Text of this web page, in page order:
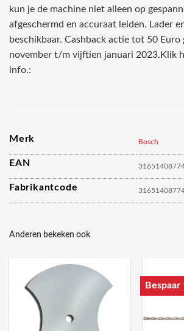
kun je de machine niet alleen op
afgeschermd en accuraat leiden. Lader
beschikbaar. Cashback actie tot 50 Euro
november t/m vijftien januari 2023.Klik
info.:
Merk Bosch
EAN
Fabrikantcode
Anderen bekeken ook
Bespaar